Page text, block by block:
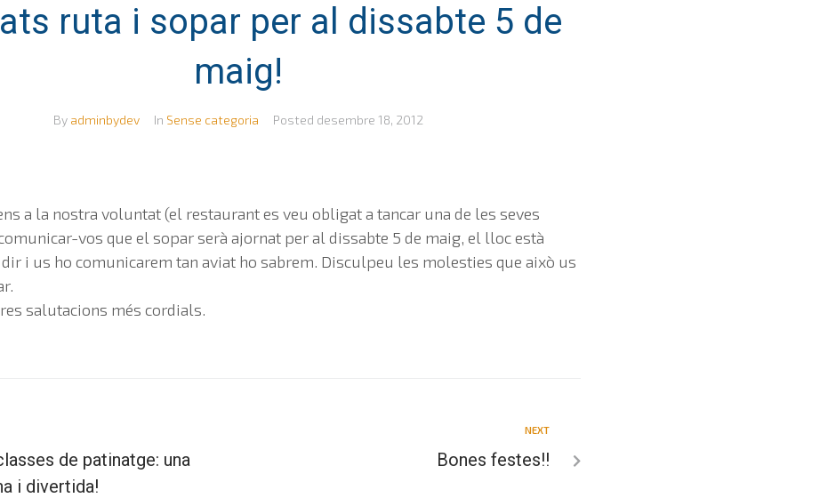
ruta i sopar per al dissabte 5 de
maig!
By adminbydev In Sense categoria Posted desembre 18, 2012
a la nostra voluntat (el restaurant es veu obligat a tancar una de les seves
vos que el sopar serà ajornat per al dissabte 5 de maig, el lloc està
i us ho comunicarem tan aviat ho sabrem. Disculpeu les molesties que això us
salutacions més cordials.
de patinatge: una
i divertida!
NEXT
Bones festes!!